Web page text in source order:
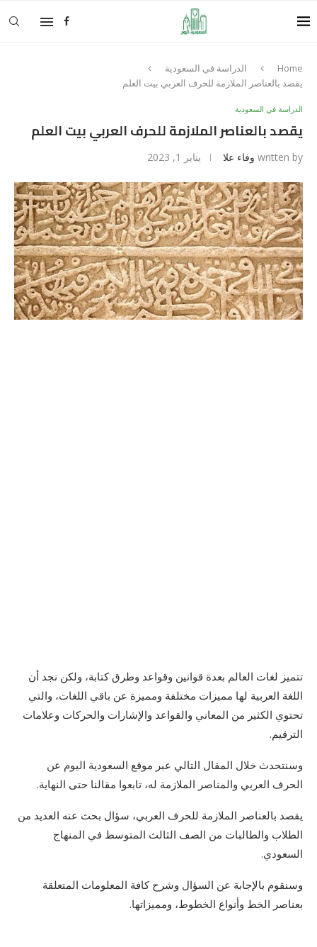
Home
الدراسة في السعودية
يقصد بالعناصر الملازمة للحرف العربي بيت العلم
الدراسة في السعودية
يقصد بالعناصر الملازمة للحرف العربي بيت العلم
written by وفاء علا يناير 1, 2023
تتميز لغات العالم بعدة قوانين وقواعد وطرق كتابة، ولكن نجد أن
اللغة العربية لها مميزات مختلفة ومميزة عن باقي اللغات، والتي
تحتوي الكثير من المعاني والقواعد والإشارات والحركات وعلامات
الترقيم.
وسنتحدث خلال المقال التالي عبر موقع السعودية اليوم عن
الحرف العربي والمناصر الملازمة له، تابعوا مقالنا حتى النهاية.
يقصد بالعناصر الملازمة للحرف العربي، سؤال بحث عنه العديد من
الطلاب والطالبات من الصف الثالث المتوسط في المنهاج
السعودي.
وسنقوم بالإجابة عن السؤال وشرح كافة المعلومات المتعلقة
بعناصر الخط وأنواع الخطوط، ومميزاتها.